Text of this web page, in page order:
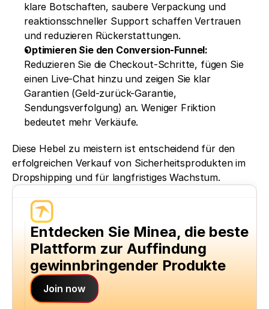
klare Botschaften, saubere Verpackung und
reaktionsschneller Support schaffen Vertrauen
und reduzieren Rückerstattungen.
Optimieren Sie den Conversion-Funnel:
Reduzieren Sie die Checkout-Schritte, fügen Sie
einen Live-Chat hinzu und zeigen Sie klar
Garantien (Geld-zurück-Garantie,
Sendungsverfolgung) an. Weniger Friktion
bedeutet mehr Verkäufe.
Diese Hebel zu meistern ist entscheidend für den
erfolgreichen Verkauf von Sicherheitsprodukten im
Dropshipping und für langfristiges Wachstum.
Entdecken Sie Minea, die beste
Plattform zur Auffindung
gewinnbringender Produkte
Join now